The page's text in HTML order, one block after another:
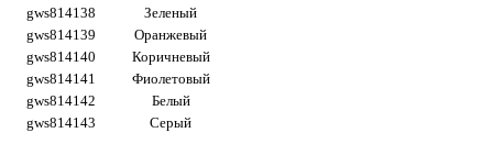
gws814138
Зеленый
gws814139
Оранжевый
gws814140
Коричневый
gws814141
Фиолетовый
gws814142
Белый
gws814143
Серый